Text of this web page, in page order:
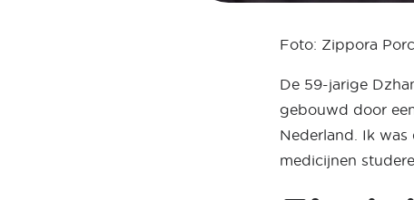
Foto: Zippora
De 59-jarige
gebouwd door
Nederland. Ik
medicijnen